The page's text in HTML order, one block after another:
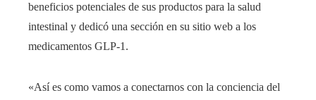
beneficios potenciales de sus productos para la salud
intestinal y dedicó una sección en su sitio web a los
medicamentos GLP-1.
«Así es como vamos a conectarnos con la conciencia del